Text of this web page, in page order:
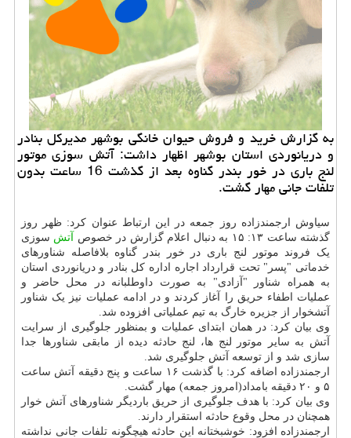
به گزارش خرید و فروش حیوان خانگی بوشهر مدیركل بنادر
و دریانوردی استان بوشهر اظهار داشت: آتش سوزی موتور
لنج باری در خور بندر گناوه بعد از گذشت 16 ساعت بدون
تلفات جانی مهار گشت.
سیاوش ارجمندزاده روز جمعه در این ارتباط عنوان کرد: ظهر روز
گذشته ساعت ۱۳: ۱۵ به دنبال اعلام گزارش در خصوص
آتش سوزی
یک فروند موتور لنج باری در خور بندر گناوه بلافاصله شناورهای
خدماتی "پسر" تحت قرارداد اجاره اداره کل بنادر و دریانوردی استان
به همراه شناور "آزادی" به صورت داوطلبانه در محل حاضر و
عملیات اطفاء حریق را آغاز کردند و در ادامه عملیات نیز یک شناور
آتشخوار از جزیره خارگ به تیم عملیاتی افزوده شد.
وی بیان کرد: در همان ابتدای عملیات و بمنظور جلوگیری از سرایت
آتش به سایر موتور لنج ها، لنج حادثه دیده از مابقی شناورها جدا
سازی شد و از توسعه آتش جلوگیری شد.
ارجمندزاده اضافه کرد: با گذشت ۱۶ ساعت و پنج دقیقه آتش ساعت
۵ و ۲۰ دقیقه بامداد(امروز جمعه) مهار گشت.
وی بیان کرد: با هدف جلوگیری از حریق باردیگر شناورهای آتش خوار
همچنان در محل وقوع حادثه استقرار دارند.
ارجمندزاده افزود: خوشبختانه این حادثه هیچگونه تلفات جانی نداشته